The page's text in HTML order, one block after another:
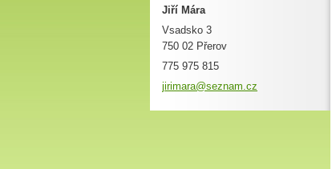
Jiří Mára
Vsadsko 3
750 02 Přerov
775 975 815
jirimara@seznam.cz